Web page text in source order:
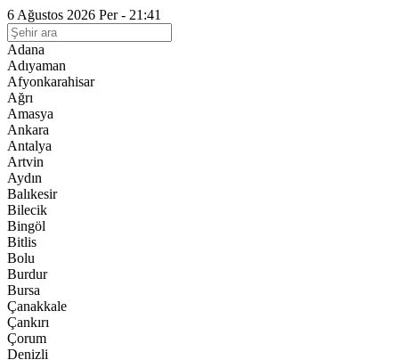
6 Ağustos 2026 Per - 21:41
Adana
Adıyaman
Afyonkarahisar
Ağrı
Amasya
Ankara
Antalya
Artvin
Aydın
Balıkesir
Bilecik
Bingöl
Bitlis
Bolu
Burdur
Bursa
Çanakkale
Çankırı
Çorum
Denizli